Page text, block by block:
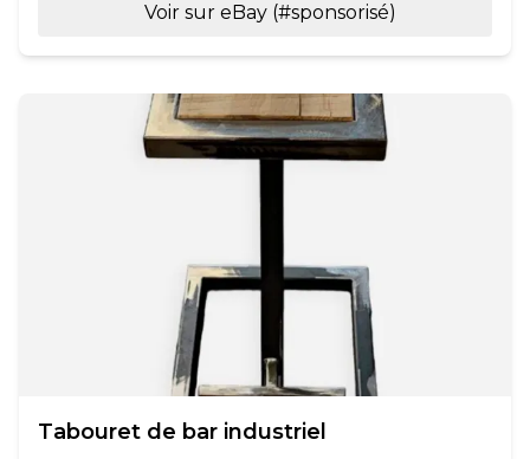
Voir sur eBay (#sponsorisé)
Tabouret de bar industriel